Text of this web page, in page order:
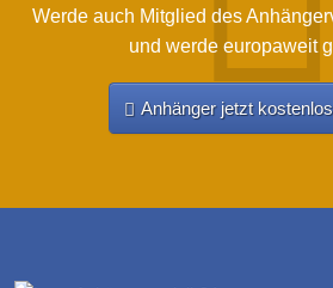
Werde auch Mitglied des
und werde europaweit
Anhänger jetzt